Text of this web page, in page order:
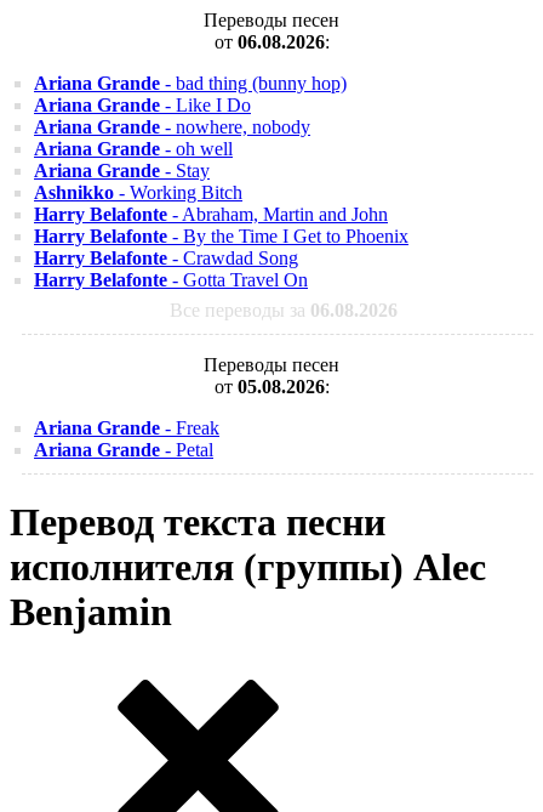
Переводы песен
от 06.08.2026:
Ariana Grande - bad thing (bunny hop)
Ariana Grande - Like I Do
Ariana Grande - nowhere, nobody
Ariana Grande - oh well
Ariana Grande - Stay
Ashnikko - Working Bitch
Harry Belafonte - Abraham, Martin and John
Harry Belafonte - By the Time I Get to Phoenix
Harry Belafonte - Crawdad Song
Harry Belafonte - Gotta Travel On
Все переводы за 06.08.2026
Переводы песен
от 05.08.2026:
Ariana Grande - Freak
Ariana Grande - Petal
Перевод текста песни
исполнителя (группы) Alec
Benjamin